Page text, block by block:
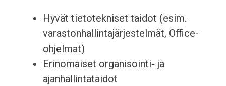
Hyvät tietotekniset taidot (esim.
varastonhallintajärjestelmät, Office-
ohjelmat)
Erinomaiset organisointi- ja
ajanhallintataidot